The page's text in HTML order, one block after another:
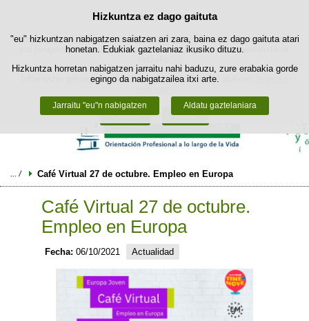
Cookie politika
Webgune honek berezko cookie-ak erabiltzen ditu nabigazioa errazteko
eta hirugarrenen cookie-ak erabilera- eta gogobetetasun-estatistikak
Informazio gehiago lor dezakezu gure "Cookie-ak" atalean,
Onartu Ukatu
Hizkuntza ez dago gaituta
"eu" hizkuntzan nabigatzen saiatzen ari zara, baina ez dago gaituta atari
honetan. Edukiak gaztelaniaz ikusiko dituzu.
Hizkuntza horretan nabigatzen jarraitu nahi baduzu, zure erabakia gorde
egingo da nabigatzailea itxi arte.
Jarraitu "eu"n nabigatzen Aldatu gaztelaniara
Edukira salto egin
Café Virtual 27 de octubre. Empleo en Europa
Café Virtual 27 de octubre.
Empleo en Europa
Fecha:06/10/2021 Actualidad